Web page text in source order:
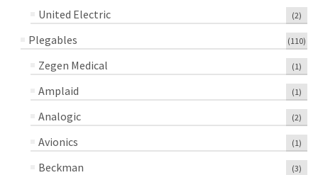
United Electric (2)
Plegables (110)
Zegen Medical (1)
Amplaid (1)
Analogic (2)
Avionics (1)
Beckman (3)